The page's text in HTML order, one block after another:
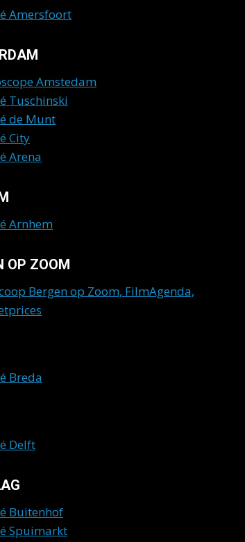
Amersfoort
Amstedam
Tuschinski
de Munt
City
Arena
Arnhem
OP ZOOM
Bergen op Zoom, FilmAgenda,
Breda
Delft
Buitenhof
Spuimarkt